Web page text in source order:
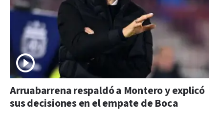
Arruabarrena respaldó a Montero y explicó
sus decisiones en el empate de Boca